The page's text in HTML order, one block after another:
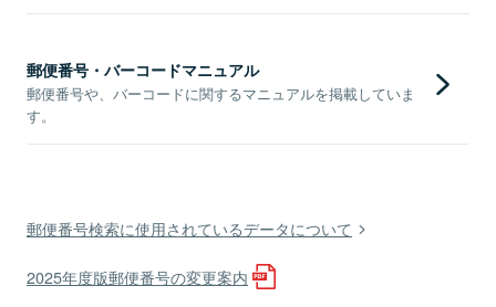
郵便番号・バーコードマニュアル
郵便番号や、バーコードに関するマニュアルを掲載していま
す。
郵便番号検索に使用されているデータについて
2025年度版郵便番号の変更案内